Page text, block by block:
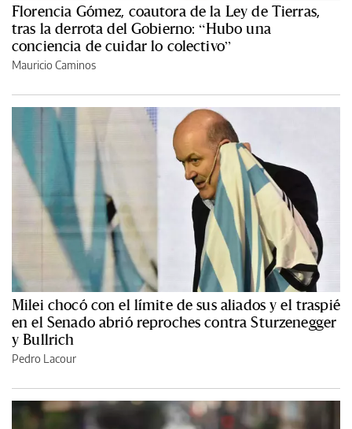
Florencia Gómez, coautora de la Ley de Tierras,
tras la derrota del Gobierno: “Hubo una
conciencia de cuidar lo colectivo”
Mauricio Caminos
Milei chocó con el límite de sus aliados y el traspié
en el Senado abrió reproches contra Sturzenegger
y Bullrich
Pedro Lacour